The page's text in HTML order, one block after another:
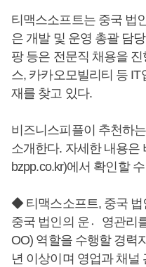
티맥스소프트는 중국 법
은 개발 및 운영 총괄 담
팡 등은 전문직 채용을
스, 카카오모빌리티 등
재를 찾고 있다.
비즈니스피플이 추천하
소개한다. 자세한 내용은
bzpp.co.kr)에서 확인할
◆ 티맥스소프트, 중국 법
중국 법인의 운영〮관리
OO) 역할을 수행할 경력
년 이상이며 영업과 채널